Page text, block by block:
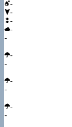
-
-
-
-
-
-
-
-
-
-
-